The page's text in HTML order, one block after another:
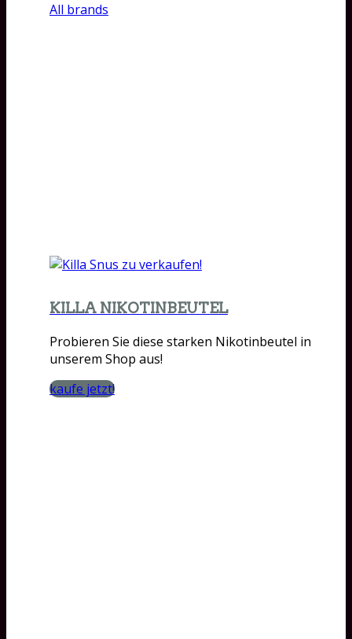
All brands
KILLA NIKOTINBEUTEL
Probieren Sie diese starken Nikotinbeutel in
unserem Shop aus!
kaufe jetzt!